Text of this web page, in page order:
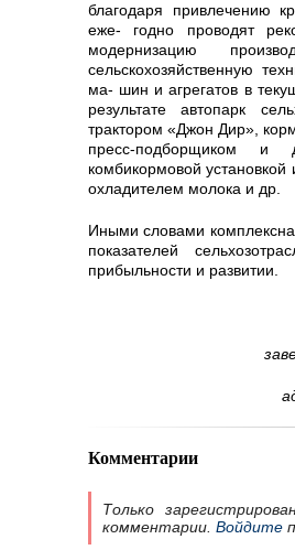
благодаря привлечению
еже- годно проводят
модернизацию
сельскохозяйственную
ма- шин и агрегатов в
результате автопарк
трактором «Джон Дир»,
пресс-подборщиком и
комбикормовой
охладителем молока и др.
Иными словами
показателей
прибыльности и развитии.
Комментарии
Только
комментарии. Войдите